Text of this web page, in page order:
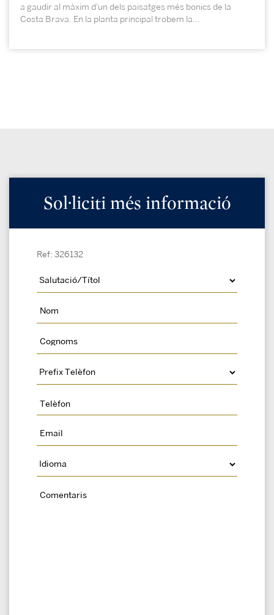
a gaudir al màxim d'un dels paisatges més bonics de la
Costa Brava. En la planta principal trobem la...
Sol·liciti més informació
Ref: 326132